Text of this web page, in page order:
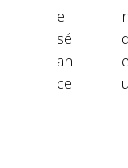
e
sé
an
ce
d
e